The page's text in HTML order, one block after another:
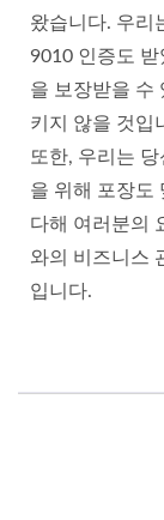
왔습니다. 우리
9010 인증도
을 보장받을 수
키지 않을 것입
또한, 우리는
을 위해 포장도
다해 여러분의
와의 비즈니스
입니다.